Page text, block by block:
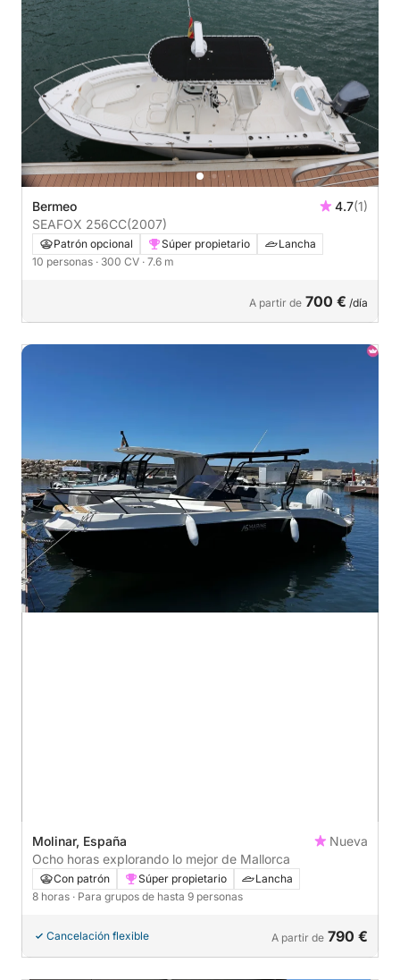
Bermeo 4.7(1)
SEAFOX 256CC(2007)
Patrón opcional Súper propietario
Lancha
10 personas · 300 CV · 7.6 m
A partir de 700 € /día
Molinar, España
Nueva
Ocho horas explorando lo mejor de Mallorca
Con patrón Súper propietario
Lancha
8 horas · Para grupos de hasta 9 personas
Cancelación flexible A partir de 790 €